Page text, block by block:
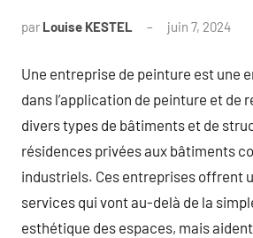
par Louise KESTEL juin 7, 2024
Une entreprise de peinture est une
dans l’application de peinture et de
divers types de bâtiments et de
résidences privées aux bâtiments
industriels. Ces entreprises offrent
services qui vont au-delà de la
esthétique des espaces, mais